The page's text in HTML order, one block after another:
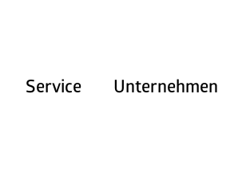
Service Unternehmen